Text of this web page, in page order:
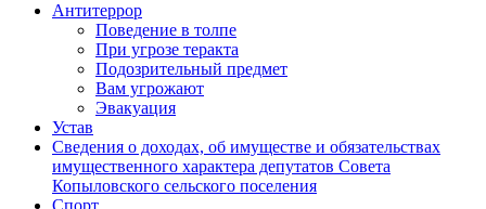
Антитеррор
Поведение в толпе
При угрозе теракта
Подозрительный предмет
Вам угрожают
Эвакуация
Устав
Сведения о доходах, об имуществе и обязательствах
имущественного характера депутатов Совета
Копыловского сельского поселения
Спорт